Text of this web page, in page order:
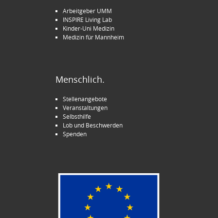
Arbeitgeber UMM
INSPIRE Living Lab
Kinder-Uni Medizin
Medizin für Mannheim
Menschlich.
Stellenangebote
Veranstaltungen
Selbsthilfe
Lob und Beschwerden
Spenden